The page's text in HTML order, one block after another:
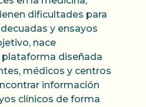
dificultades para
y ensayos
nace
plataforma diseñada
médicos y centros
información
clínicos de forma